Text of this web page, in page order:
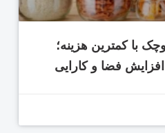
با کمترین هزینه؛
فضا و کارایی